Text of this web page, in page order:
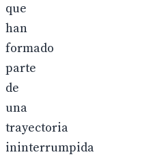
que
han
formado
parte
de
una
trayectoria
ininterrumpida